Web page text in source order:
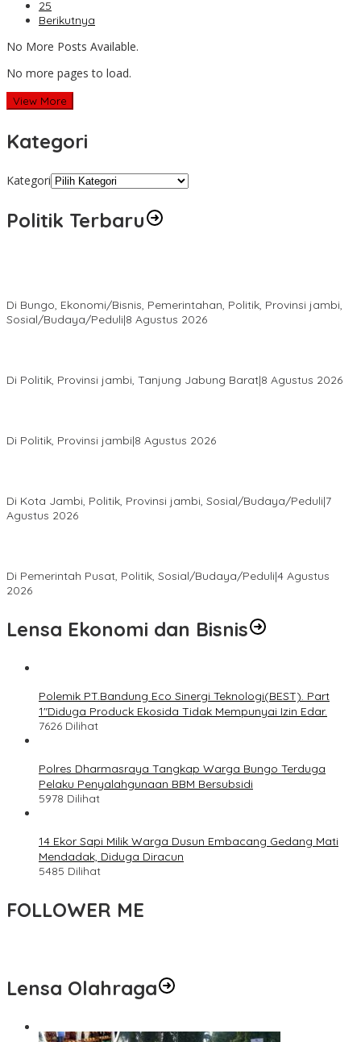
25
Berikutnya
No More Posts Available.
No more pages to load.
View More
Kategori
Kategori
Politik Terbaru
Di Bungo, Ekonomi/Bisnis, Pemerintahan, Politik, Provinsi jambi,
Sosial/Budaya/Peduli|8 Agustus 2026
Di Politik, Provinsi jambi, Tanjung Jabung Barat|8 Agustus 2026
Di Politik, Provinsi jambi|8 Agustus 2026
Di Kota Jambi, Politik, Provinsi jambi, Sosial/Budaya/Peduli|7
Agustus 2026
Di Pemerintah Pusat, Politik, Sosial/Budaya/Peduli|4 Agustus
2026
Lensa Ekonomi dan Bisnis
Polemik PT.Bandung Eco Sinergi Teknologi(BEST). Part
1″Diduga Produck Ekosida Tidak Mempunyai Izin Edar.
7626 Dilihat
Polres Dharmasraya Tangkap Warga Bungo Terduga
Pelaku Penyalahgunaan BBM Bersubsidi
5978 Dilihat
14 Ekor Sapi Milik Warga Dusun Embacang Gedang Mati
Mendadak, Diduga Diracun
5485 Dilihat
FOLLOWER ME
Lensa Olahraga